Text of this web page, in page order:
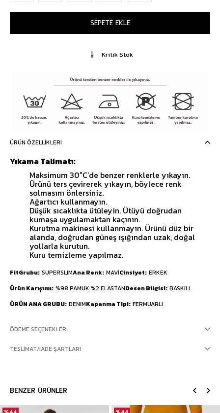
Kritik Stok
ÜRÜN ÖZELLIKLERI
Yıkama Talimatı:
Maksimum 30°C’de benzer renklerle yıkayın.
Ürünü ters çevirerek yıkayın, böylece renk
solmasını önlersiniz.
Ağartıcı kullanmayın.
Düşük sıcaklıkta ütüleyin. Ütüyü doğrudan
kumaşa uygulamaktan kaçının.
Kurutma makinesi kullanmayın. Ürünü düz bir
alanda, doğrudan güneş ışığından uzak, doğal
yollarla kurutun.
Kuru temizleme yapılmaz.
FitGrubu SUPERSLIMAna Renk MAVİCinsiyet ERKEK
Ürün Karışımı %98 PAMUK %2 ELASTANDesen Bilgisi BASKILI
ÜRÜN ANA GRUBU DENIMKapanma Tipi FERMUARLI
ÖDEME SEÇENEKLERI
TESLIMAT/İADE ŞARTLARI
BENZER ÜRÜNLER